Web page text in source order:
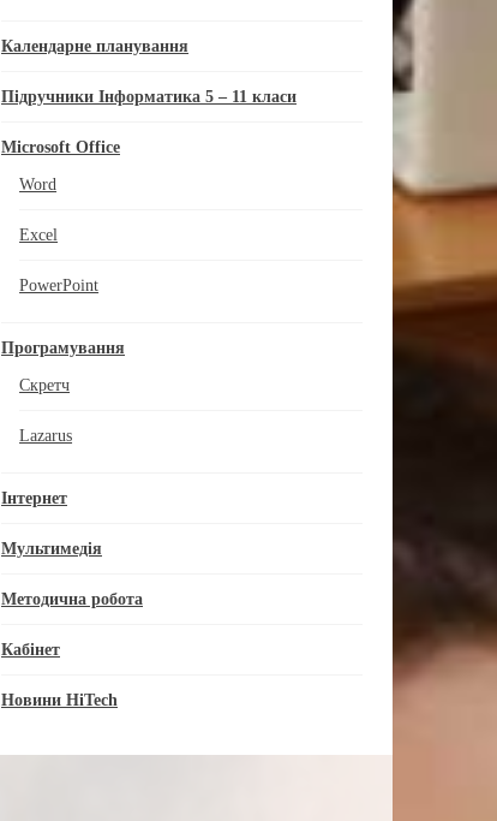
Календарне планування
Підручники Інформатика 5 – 11 класи
Microsoft Office
Word
Excel
PowerPoint
Програмування
Скретч
Lazarus
Інтернет
Мультимедія
Методична робота
Кабінет
Новини HiTech